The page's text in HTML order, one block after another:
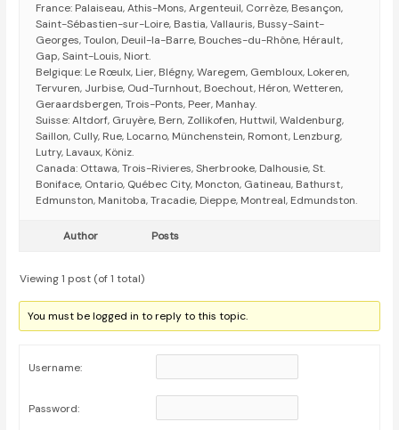
France: Palaiseau, Athis-Mons, Argenteuil, Corrèze, Besançon,
Saint-Sébastien-sur-Loire, Bastia, Vallauris, Bussy-Saint-
Georges, Toulon, Deuil-la-Barre, Bouches-du-Rhône, Hérault,
Gap, Saint-Louis, Niort.
Belgique: Le Rœulx, Lier, Blégny, Waregem, Gembloux, Lokeren,
Tervuren, Jurbise, Oud-Turnhout, Boechout, Héron, Wetteren,
Geraardsbergen, Trois-Ponts, Peer, Manhay.
Suisse: Altdorf, Gruyère, Bern, Zollikofen, Huttwil, Waldenburg,
Saillon, Cully, Rue, Locarno, Münchenstein, Romont, Lenzburg,
Lutry, Lavaux, Köniz.
Canada: Ottawa, Trois-Rivieres, Sherbrooke, Dalhousie, St.
Boniface, Ontario, Québec City, Moncton, Gatineau, Bathurst,
Edmunston, Manitoba, Tracadie, Dieppe, Montreal, Edmundston.
Author Posts
Viewing 1 post (of 1 total)
You must be logged in to reply to this topic.
Username:
Password: